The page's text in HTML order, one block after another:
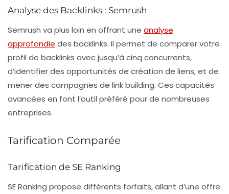
Analyse des Backlinks : Semrush
Semrush va plus loin en offrant une analyse
approfondie des backlinks. Il permet de comparer votre
profil de backlinks avec jusqu’à cinq concurrents,
d’identifier des opportunités de création de liens, et de
mener des campagnes de link building. Ces capacités
avancées en font l’outil préféré pour de nombreuses
entreprises.
Tarification Comparée
Tarification de SE Ranking
SE Ranking propose différents forfaits, allant d’une offre